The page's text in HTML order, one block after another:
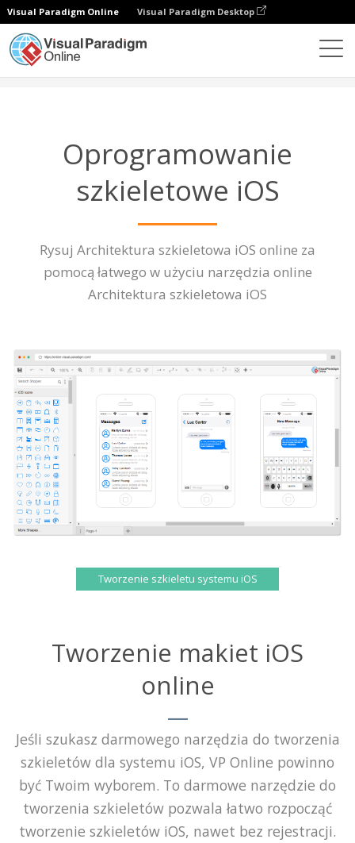
Visual Paradigm Online Visual Paradigm Desktop
Oprogramowanie
szkieletowe iOS
Rysuj Architektura szkieletowa iOS online za
pomocą łatwego w użyciu narzędzia online
Architektura szkieletowa iOS
Tworzenie szkieletu systemu iOS
Tworzenie makiet iOS
online
Jeśli szukasz darmowego narzędzia do tworzenia
szkieletów dla systemu iOS, VP Online powinno
być Twoim wyborem. To darmowe narzędzie do
tworzenia szkieletów pozwala łatwo rozpocząć
tworzenie szkieletów iOS, nawet bez rejestracji.